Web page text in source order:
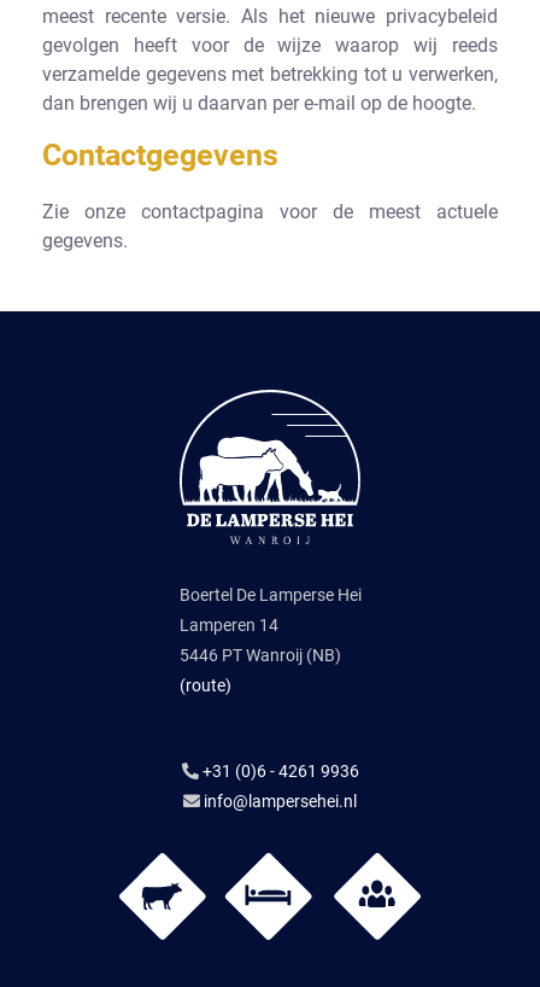
meest recente versie. Als het nieuwe privacybeleid
gevolgen heeft voor de wijze waarop wij reeds
verzamelde gegevens met betrekking tot u verwerken,
dan brengen wij u daarvan per e-mail op de hoogte.
Contactgegevens
Zie onze contactpagina voor de meest actuele
gegevens.
Boertel De Lamperse Hei
Lamperen 14
5446 PT Wanroij (NB)
(route)
+31 (0)6 - 4261 9936
info@lampersehei.nl